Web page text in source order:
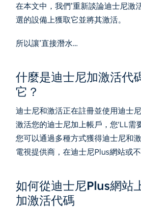
在本文中，我們’重新談論迪士尼激
選的設備上獲取它並將其激活。
所以讓’直接潛水…
什麼是迪士尼加激活代
它？
迪士尼和激活正在註冊並使用迪士
激活您的迪士尼加上帳戶，您'LL需
您可以通過多種方式獲得迪士尼和
電視提供商，在迪士尼Plus網站或不
如何從迪士尼Plus網站
加激活代碼